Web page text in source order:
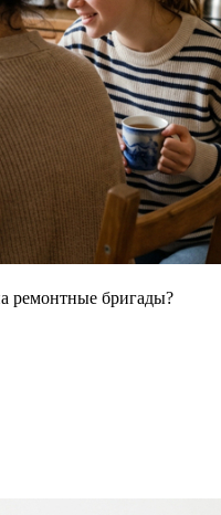
ремонтные бригады?